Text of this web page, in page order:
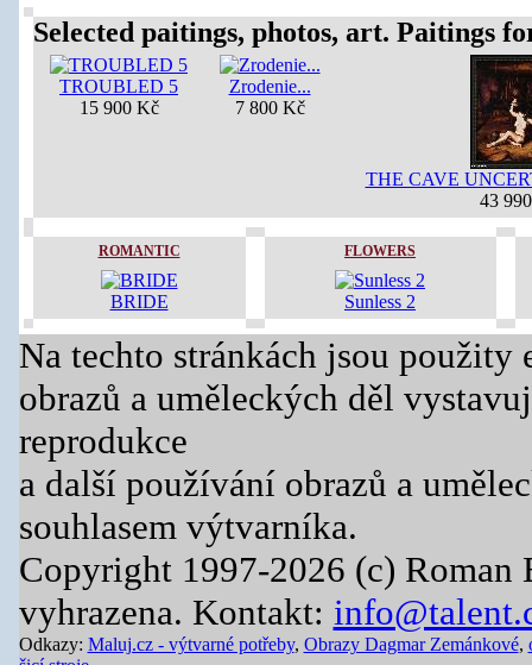
Selected paitings, photos, art. Paitings
TROUBLED 5
15 900 Kč
Zrodenie...
7 800 Kč
THE CAVE
43
ROMANTIC
BRIDE
FLOWERS
Sunless 2
Na techto stránkách jsou
obrazů a uměleckých děl
reprodukce
a další používání obrazů a
souhlasem výtvarníka.
Copyright 1997-2026 (c) Roman
vyhrazena. Kontakt:
Odkazy: Maluj.cz - výtvarné potřeby, Obrazy Dagmar Zemánkové,